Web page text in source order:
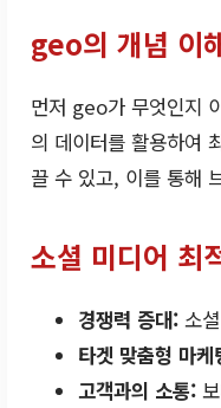
geo의 개념 이
먼저 geo가 무엇인지
의 데이터를 활용하여
끌 수 있고, 이를 통해
소셜 미디어 최
경쟁력 증대: 소
타겟 맞춤형 마케
고객과의 소통: